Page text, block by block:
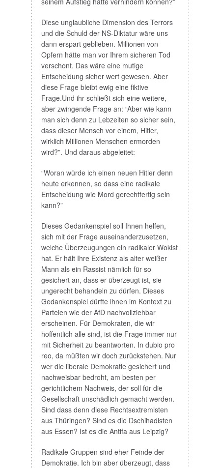
Diese unglaubliche Dimension des Terrors
und die Schuld der NS-Diktatur wäre uns
dann erspart geblieben. Millionen von
Opfern hätte man vor Ihrem sicheren Tod
verschont. Das wäre eine mutige
Entscheidung sicher wert gewesen. Aber
diese Frage bleibt ewig eine fiktive
Frage.Und ihr schließt sich eine weitere,
aber zwingende Frage an: “Aber wie kann
man sich denn zu Lebzeiten so sicher sein,
dass dieser Mensch vor einem, Hitler,
wirklich Millionen Menschen ermorden
wird?”. Und daraus abgeleitet:
“Woran würde ich einen neuen Hitler denn
heute erkennen, so dass eine radikale
Entscheidung wie Mord gerechtfertig sein
kann?”
Dieses Gedankenspiel soll Ihnen helfen,
sich mit der Frage auseinanderzusetzen,
welche Überzeugungen ein radikaler Wokist
hat. Er hält Ihre Existenz als alter weißer
Mann als ein Rassist nämlich für so
gesichert an, dass er überzeugt ist, sie
ungerecht behandeln zu dürfen. Dieses
Gedankenspiel dürfte ihnen im Kontext zu
Parteien wie der AfD nachvollziehbar
erscheinen. Für Demokraten, die wir
hoffentlich alle sind, ist die Frage immer nur
mit Sicherheit zu beantworten. In dubio pro
reo, da müßten wir doch zurückstehen. Nur
wer die liberale Demokratie gesichert und
nachweisbar bedroht, am besten per
gerichtlichem Nachweis, der soll für die
Gesellschaft unschädlich gemacht werden.
Sind dass denn diese Rechtsextremisten
aus Thüringen? Sind es die Dschihadisten
aus Essen? Ist es die Antifa aus Leipzig?
Radikale Gruppen sind eher Feinde der
Demokratie. Ich bin aber überzeugt, dass